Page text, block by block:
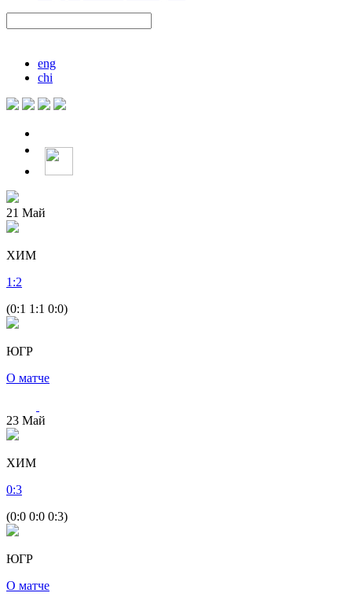
eng
chi
21 Май
ХИМ
1 :2
(0:1 1:1 0:0)
ЮГР
О матче
23 Май
ХИМ
0:3
(0:0 0:0 0:3)
ЮГР
О матче